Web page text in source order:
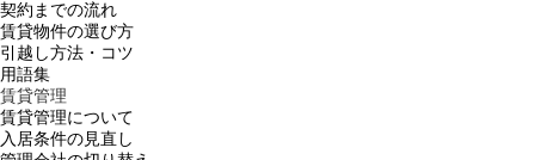
契約までの流れ
賃貸物件の選び方
引越し方法・コツ
用語集
賃貸管理
賃貸管理について
入居条件の見直し